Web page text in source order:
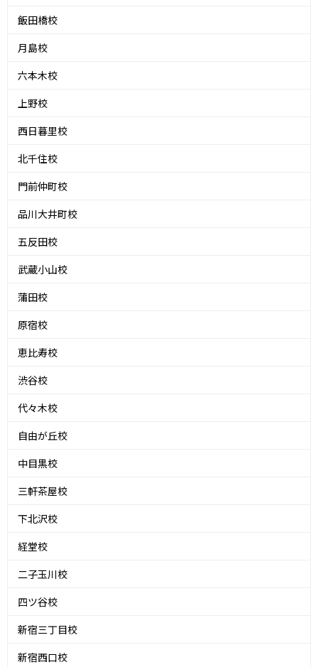
飯田橋校
月島校
六本木校
上野校
西日暮里校
北千住校
門前仲町校
品川大井町校
五反田校
武蔵小山校
蒲田校
原宿校
恵比寿校
渋谷校
代々木校
自由が丘校
中目黒校
三軒茶屋校
下北沢校
経堂校
二子玉川校
四ツ谷校
新宿三丁目校
新宿西口校